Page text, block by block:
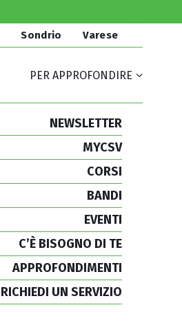
Sondrio Varese
PER APPROFONDIRE
NEWSLETTER
MYCSV
CORSI
BANDI
EVENTI
C’È BISOGNO DI TE
APPROFONDIMENTI
RICHIEDI UN SERVIZIO